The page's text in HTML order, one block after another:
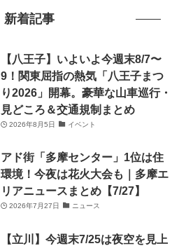
新着記事
【八王子】いよいよ今週末8/7〜
9！関東屈指の熱気「八王子まつ
り2026」開幕。豪華な山車巡行・
見どころ＆交通規制まとめ
2026年8月5日 イベント
アド街「多摩センター」1位は住
環境！今夜は花火大会も｜多摩エ
リアニュースまとめ【7/27】
2026年7月27日 ニュース
【立川】今週末7/25は夜空を見上